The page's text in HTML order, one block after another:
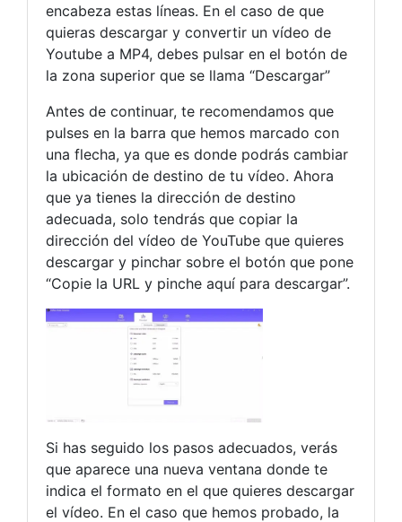
encabeza estas líneas. En el caso de que
quieras descargar y convertir un vídeo de
Youtube a MP4, debes pulsar en el botón de
la zona superior que se llama “Descargar”
Antes de continuar, te recomendamos que
pulses en la barra que hemos marcado con
una flecha, ya que es donde podrás cambiar
la ubicación de destino de tu vídeo. Ahora
que ya tienes la dirección de destino
adecuada, solo tendrás que copiar la
dirección del vídeo de YouTube que quieres
descargar y pinchar sobre el botón que pone
“Copie la URL y pinche aquí para descargar”.
Si has seguido los pasos adecuados, verás
que aparece una nueva ventana donde te
indica el formato en el que quieres descargar
el vídeo. En el caso que hemos probado, la